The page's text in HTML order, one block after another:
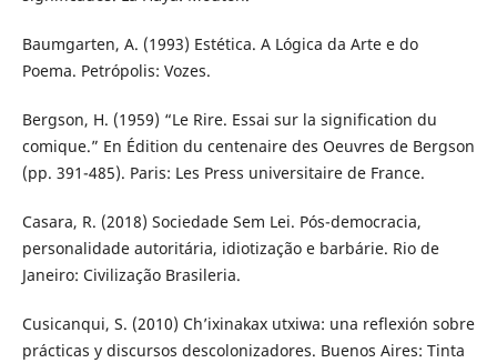
Baumgarten, A. (1993) Estética. A Lógica da Arte e do
Poema. Petrópolis: Vozes.
Bergson, H. (1959) “Le Rire. Essai sur la signification du
comique.” En Édition du centenaire des Oeuvres de Bergson
(pp. 391-485). Paris: Les Press universitaire de France.
Casara, R. (2018) Sociedade Sem Lei. Pós-democracia,
personalidade autoritária, idiotização e barbárie. Rio de
Janeiro: Civilização Brasileria.
Cusicanqui, S. (2010) Ch’ixinakax utxiwa: una reflexión sobre
prácticas y discursos descolonizadores. Buenos Aires: Tinta